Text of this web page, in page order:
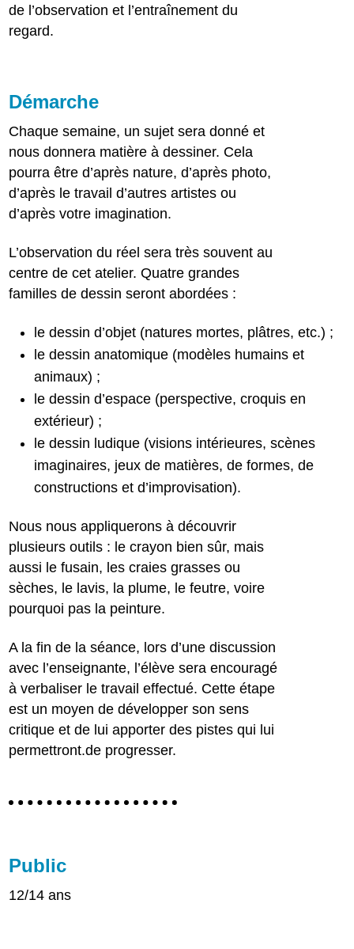
de l’observation et l’entraînement du
regard.
Démarche
Chaque semaine, un sujet sera donné et
nous donnera matière à dessiner. Cela
pourra être d’après nature, d’après photo,
d’après le travail d’autres artistes ou
d’après votre imagination.
L’observation du réel sera très souvent au
centre de cet atelier. Quatre grandes
familles de dessin seront abordées :
le dessin d’objet (natures mortes, plâtres, etc.) ;
le dessin anatomique (modèles humains et
animaux) ;
le dessin d’espace (perspective, croquis en
extérieur) ;
le dessin ludique (visions intérieures, scènes
imaginaires, jeux de matières, de formes, de
constructions et d’improvisation).
Nous nous appliquerons à découvrir
plusieurs outils : le crayon bien sûr, mais
aussi le fusain, les craies grasses ou
sèches, le lavis, la plume, le feutre, voire
pourquoi pas la peinture.
A la fin de la séance, lors d’une discussion
avec l’enseignante, l’élève sera encouragé
à verbaliser le travail effectué. Cette étape
est un moyen de développer son sens
critique et de lui apporter des pistes qui lui
permettront.de progresser.
Public
12/14 ans